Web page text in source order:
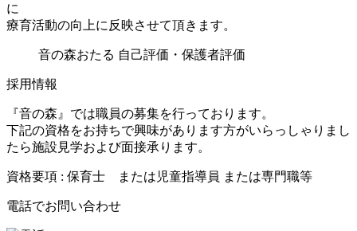
に
療育活動の向上に反映させて頂きます。
音の森おたる 自己評価・保護者評価
採用情報
『音の森』では職員の募集を行っております。
下記の資格をお持ちで興味があります方がいらっしゃりまし
たら施設見学および面接承ります。
資格要項 : 保育士 または児童指導員 または専門職等
電話でお問い合わせ